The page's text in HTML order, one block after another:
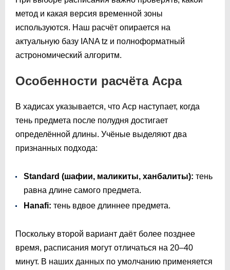
метод и какая версия временной зоны
используются. Наш расчёт опирается на
актуальную базу IANA tz и полноформатный
астрономический алгоритм.
Особенности расчёта Асра
В хадисах указывается, что Аср наступает, когда
тень предмета после полудня достигает
определённой длины. Учёные выделяют два
признанных подхода:
Standard (шафии, маликиты, ханбалиты): тень
равна длине самого предмета.
Hanafi: тень вдвое длиннее предмета.
Поскольку второй вариант даёт более позднее
время, расписания могут отличаться на 20–40
минут. В наших данных по умолчанию применяется